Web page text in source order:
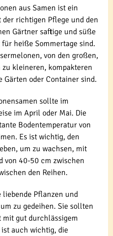
aus Samen ist ein
richtigen Pflege und den
Gärtner saftige und süße
heiße Sommertage sind.
von den großen,
kleineren, kompakteren
oder Container sind.
sollte im
im April oder Mai. Die
Bodentemperatur von
Es ist wichtig, den
um zu wachsen, mit
von 40-50 cm zwischen
den Reihen.
liebende Pflanzen und
zu gedeihen. Sie sollten
mit gut durchlässigem
auch wichtig, die